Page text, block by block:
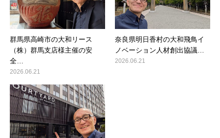
群馬県高崎市の大和リース
（株）群馬支店様主催の安
全…
2026.06.21
奈良県明日香村の大和飛鳥イ
ノベーション人材創出協議…
2026.06.21